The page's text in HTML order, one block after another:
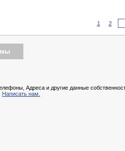
1 2
Адреса и другие данные
Написать нам.